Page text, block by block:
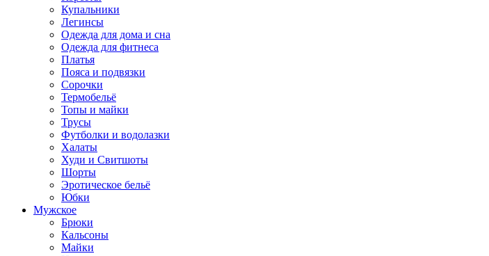
Купальники
Легинсы
Одежда для дома и сна
Одежда для фитнеса
Платья
Пояса и подвязки
Сорочки
Термобельё
Топы и майки
Трусы
Футболки и водолазки
Халаты
Худи и Свитшоты
Шорты
Эротическое бельё
Юбки
Мужское
Брюки
Кальсоны
Майки